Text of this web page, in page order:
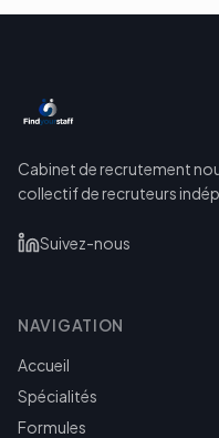
Cabinet de recrutement
collectif de recruteurs
Suivez-nous
NAVIGATION
Accueil
Spécialités
Formules